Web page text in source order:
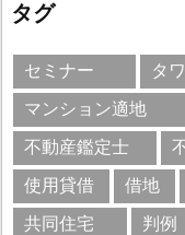
タグ
セミナー タ
マンション適地
不動産鑑定士
使用貸借 借地
共同住宅 判例